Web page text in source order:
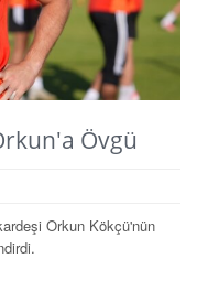
Övgü
Orkun Kökçü'nün